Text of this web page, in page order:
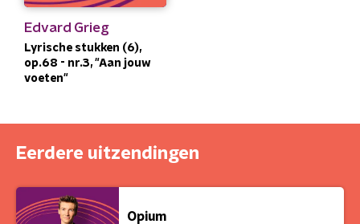
Edvard Grieg
Lyrische stukken (6),
op.68 - nr.3, "Aan jouw
voeten"
Eerdere uitzendingen
Opium